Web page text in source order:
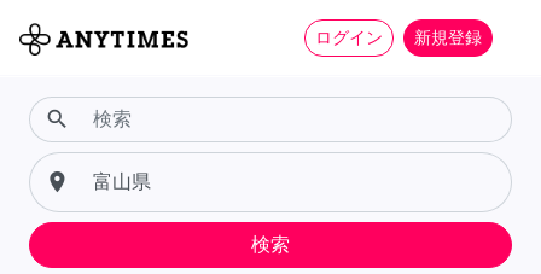
ログイン 新規登録
search
place
検索